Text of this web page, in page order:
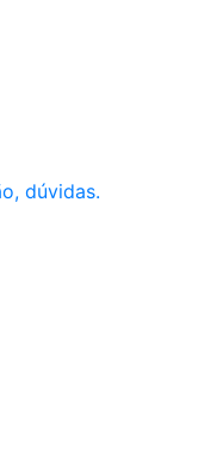
dúvidas.